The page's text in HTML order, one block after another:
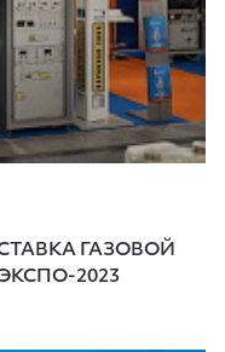
ГАЗОВОЙ
2023